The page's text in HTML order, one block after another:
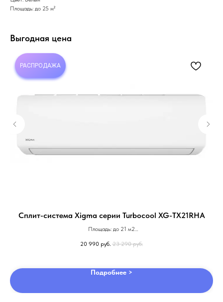
Площадь: до 25 м²
Выгодная цена
РАСПРОДАЖА
Сплит-система Xigma серии Turbocool XG-TX21RHA
Площадь: до 21 м2
Гарантия: 2 года
20 990 руб. 23 290 руб.
Подробнее >